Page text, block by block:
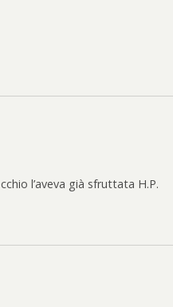
l’aveva già sfruttata H.P.